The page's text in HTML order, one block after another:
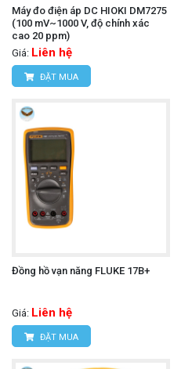
Máy đo điện áp DC HIOKI DM7275
(100 mV~1000 V, độ chính xác
cao 20 ppm)
Giá: Liên hệ
ĐẶT MUA
Đồng hồ vạn năng FLUKE 17B+
Giá: Liên hệ
ĐẶT MUA